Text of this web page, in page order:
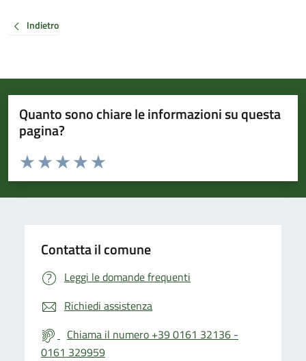
Indietro
Quanto sono chiare le informazioni su questa
pagina?
Valuta da 1 a 5 stelle la pagina
Valuta 5 stelle su 5
Valuta 4 stelle su 5
Valuta 3 stelle su 5
Valuta 2 stelle su 5
Valuta 1 stelle su 5
Contatta il comune
Leggi le domande frequenti
Richiedi assistenza
Chiama il numero +39 0161 32136 -
0161 329959